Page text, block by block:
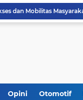
Opini Otomotif